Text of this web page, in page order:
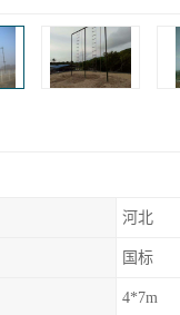
河北
国标
4*7m